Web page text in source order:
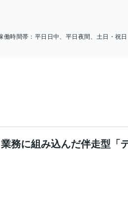
働時間帯： 平日日中、平日夜間、土日・祝日
務に組み込んだ伴走型「